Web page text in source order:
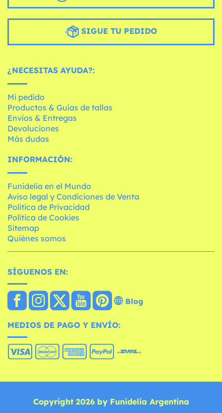
SIGUE TU PEDIDO
¿NECESITAS AYUDA?:
Mi pedido
Productos & Guías de tallas
Envíos & Entregas
Devoluciones
Más dudas
INFORMACIÓN:
Funidelia en el Mundo
Aviso legal y Condiciones de Venta
Política de Privacidad
Política de Cookies
Sitemap
Quiénes somos
SÍGUENOS EN:
Blog
MEDIOS DE PAGO Y ENVÍO:
Copyright 2026 by Funidelia Argentina